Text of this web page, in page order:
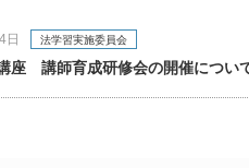
日 法学習実施委員会
座 講師育成研修会の開催につい